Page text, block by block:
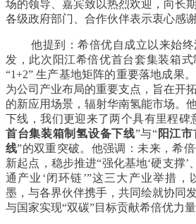
场的领导、嘉宾致以热烈欢迎，向长
各级政府部门、合作伙伴表示衷心感谢
他提到：希倍优自成立以来始
发，此次阳江希倍优首台套集装箱
“1+2” 生产基地矩阵的重要落地成果
为公司产业布局的重要支点，旨在开
的新应用场景，辐射华南氢能市场。
下线，我们更迎来了两个具有里程
首台集装箱制氢设备下线”与“ 阳江
线”的双重突破。他强调：未来，希
新起点，稳步推进“强化基地‘硬支撑’
通产业‘闭环链’”这三大产业举措，
墨，与各界伙伴携手，共同绘就协同
与国家实现“双碳”目标贡献希倍优力量